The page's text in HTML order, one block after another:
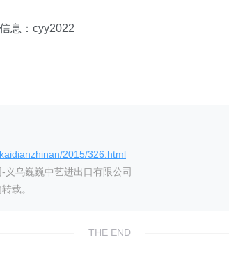
息：cyy2022
2015/326.html
乌巍巍中艺进出口有限公司
载。
THE END